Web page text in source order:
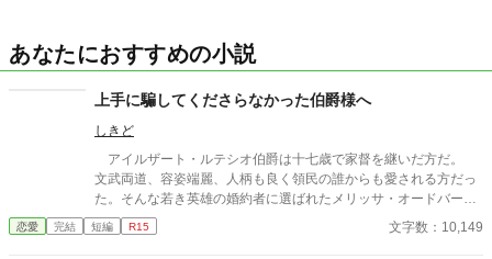
あなたにおすすめの小説
上手に騙してくださらなかった伯爵様へ
しきど
アイルザート・ルテシオ伯爵は十七歳で家督を継いだ方だ。
文武両道、容姿端麗、人柄も良く領民の誰からも愛される方だっ
た。そんな若き英雄の婚約者に選ばれたメリッサ・オードバーン
子爵令嬢は、自身を果報者と信じて疑っていなかった。 彼が屋
敷のメイドと関係を持っていると知る事になる、その時までは。
恋愛 完結 短編 R15 文字数：10,149